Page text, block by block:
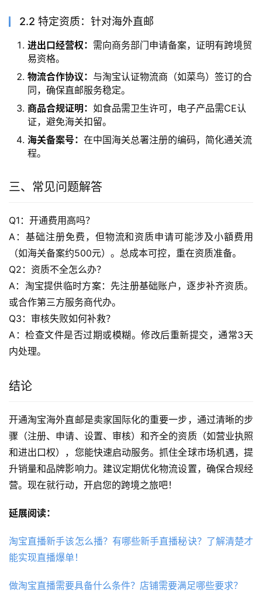
2.2 特定资质：针对海外直邮
进出口经营权： 需向商务部门申请备案，证明有跨境贸
易资格。
物流合作协议： 与淘宝认证物流商（如菜鸟）签订的合
同，确保直邮服务稳定。
商品合规证明： 如食品需卫生许可，电子产品需CE认
证，避免海关扣留。
海关备案号： 在中国海关总署注册的编码，简化通关流
程。
三、常见问题解答
Q1：开通费用高吗？
A：基础注册免费，但物流和资质申请可能涉及小額费用
（如海关备案约500元）。总成本可控，重在资质准备。
Q2：资质不全怎么办？
A：淘宝提供临时方案：先注册基础账户，逐步补齐资质。
或合作第三方服务商代办。
Q3：审核失败如何补救？
A：检查文件是否过期或模糊。修改后重新提交，通常3天
内处理。
结论
开通淘宝海外直邮是卖家国际化的重要一步，通过清晰的步
骤（注册、申请、设置、审核）和齐全的资质（如营业执照
和进出口权），您能快速启动服务。抓住全球市场机遇，提
升销量和品牌影响力。建议定期优化物流设置，确保合规经
营。现在就行动，开启您的跨境之旅吧！
延展阅读：
淘宝直播新手该怎么播？有哪些新手直播秘诀？了解清楚才
能实现直播爆单！
做淘宝直播需要具备什么条件？店铺需要满足哪些要求？